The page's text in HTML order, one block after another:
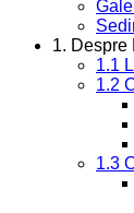
1. Despre
1.1
1.2
1.3